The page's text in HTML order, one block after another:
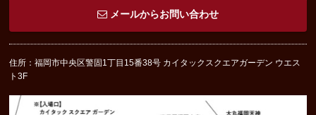
メールからお問い合わせ
住所：福岡市中央区警固1丁目15番38号 カイタックスクエアガーデン ウエス
ト3F